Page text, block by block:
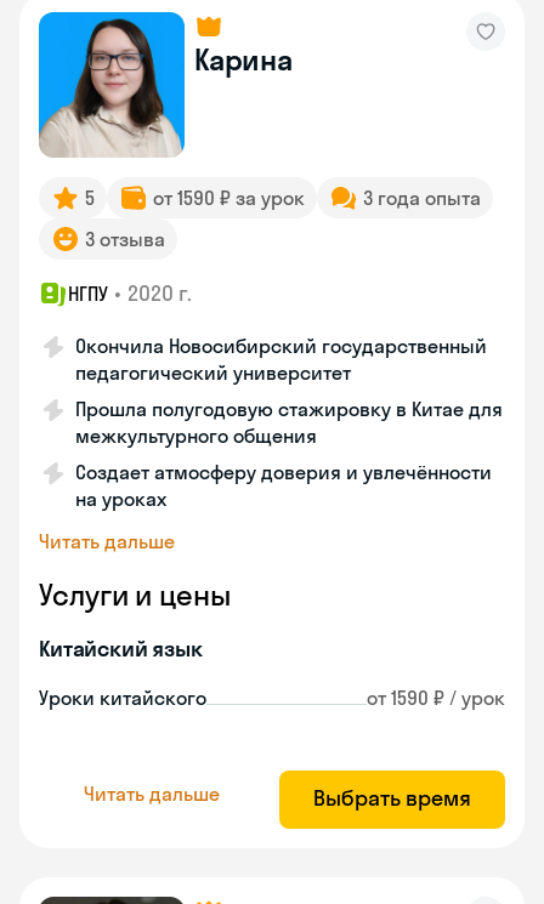
Карина
5 от 1590 ₽ за урок
3 года опыта
3 отзыва
НГПУ • 2020 г.
Окончила Новосибирский государственный
педагогический университет
Прошла полугодовую стажировку в Китае для
межкультурного общения
Создает атмосферу доверия и увлечённости
на уроках
Читать дальше
Услуги и цены
Китайский язык
Уроки китайского от 1590 ₽ / урок
Читать дальше Выбрать время